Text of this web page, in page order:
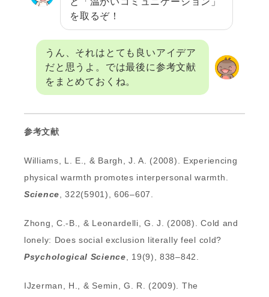
を取るぞ！
うん、それはとても良いアイデア
だと思うよ。では最後に参考文献
をまとめておくね。
参考文献
Williams, L. E., & Bargh, J. A. (2008). Experiencing
physical warmth promotes interpersonal warmth.
Science, 322(5901), 606–607.
Zhong, C.-B., & Leonardelli, G. J. (2008). Cold and
lonely: Does social exclusion literally feel cold?
Psychological Science, 19(9), 838–842.
IJzerman, H., & Semin, G. R. (2009). The